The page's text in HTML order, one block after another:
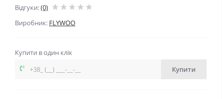
Відгуки:(0)
Виробник: FLYWOO
Купити в один клік
Купити